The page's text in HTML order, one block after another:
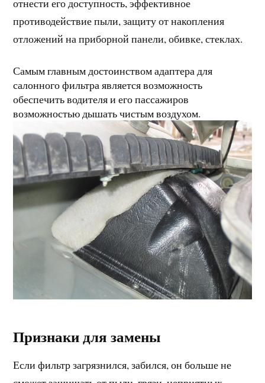
отнести его доступность, эффективное
противодействие пыли, защиту от накопления
отложений на приборной панели, обивке, стеклах.
Самым главным достоинством адаптера для
салонного фильтра является возможность
обеспечить водителя и его пассажиров
возможностью дышать чистым воздухом.
Признаки для замены
Если фильтр загрязнился, забился, он больше не